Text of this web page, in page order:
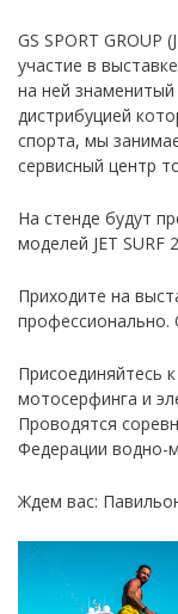
GS SPORT GROUP
участие в
на ней
дистрибуцией
спорта, мы
сервисный центр
На стенде будут
моделей JET SURF
Приходите на
профессионально.
Присоединяйтесь
мотосерфинга и
Проводятся
Федерации водно-
Ждем вас: